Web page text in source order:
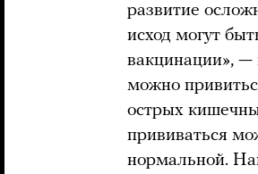
развитие
исход могут
вакцинации», —
можно
острых
прививаться
нормальной.